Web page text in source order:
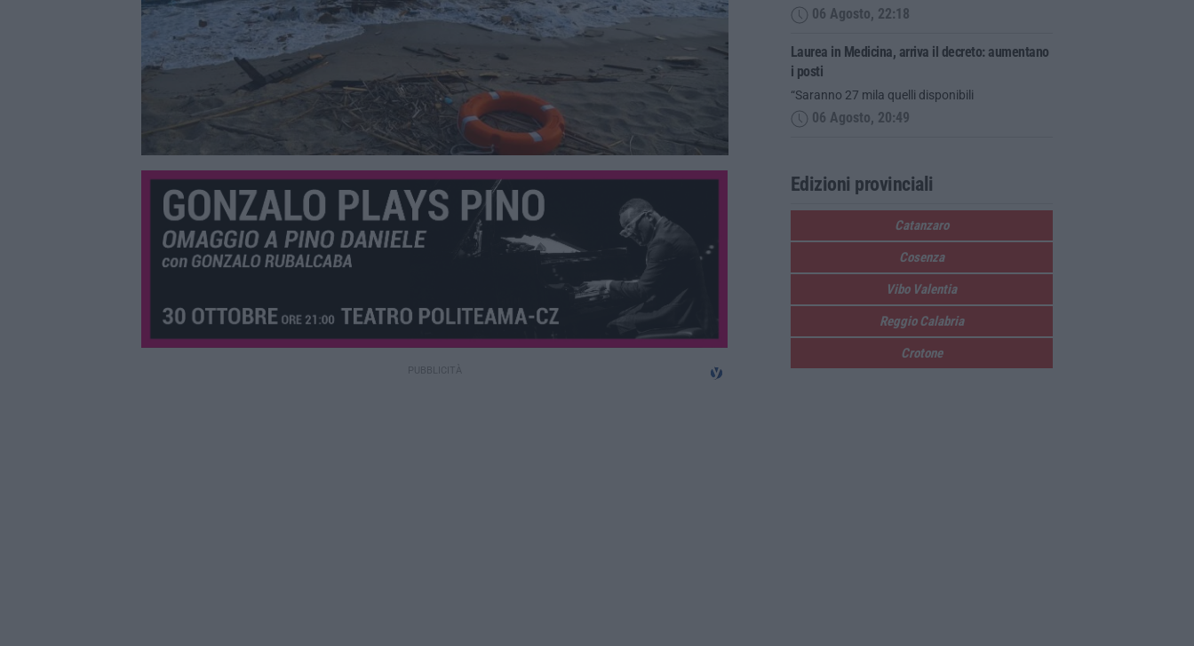
06 Agosto, 22:18
Laurea in Medicina, arriva il decreto: aumentano
i posti
“Saranno 27 mila quelli disponibili
06 Agosto, 20:49
Edizioni provinciali
Catanzaro
Cosenza
Vibo Valentia
Reggio Calabria
Crotone